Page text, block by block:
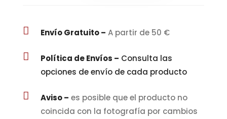
quantity
 Envío Gratuito – A partir de 50 €
 Política de Envíos – Consulta las
opciones de envío de cada producto
 Aviso – es posible que el producto no
coincida con la fotografía por cambios